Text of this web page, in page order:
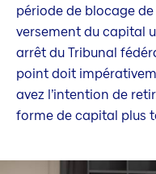
période de blocage
versement du capital
arrêt du Tribunal
point doit
avez l’intention de
forme de capital plus